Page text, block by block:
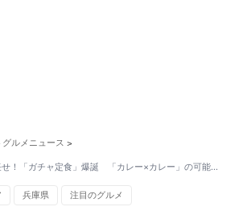
グルメニュース >
せ！「ガチャ定食」爆誕 「カレー×カレー」の可能…
兵庫県 注目のグルメ